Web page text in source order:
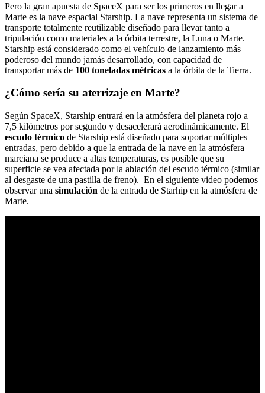
Pero la gran apuesta de SpaceX para ser los primeros en llegar a
Marte es la nave espacial Starship. La nave representa un sistema de
transporte totalmente reutilizable diseñado para llevar tanto a
tripulación como materiales a la órbita terrestre, la Luna o Marte.
Starship está considerado como el vehículo de lanzamiento más
poderoso del mundo jamás desarrollado, con capacidad de
transportar más de 100 toneladas métricas a la órbita de la Tierra.
¿Cómo sería su aterrizaje en Marte?
Según SpaceX, Starship entrará en la atmósfera del planeta rojo a
7,5 kilómetros por segundo y desacelerará aerodinámicamente. El
escudo térmico de Starship está diseñado para soportar múltiples
entradas, pero debido a que la entrada de la nave en la atmósfera
marciana se produce a altas temperaturas, es posible que su
superficie se vea afectada por la ablación del escudo térmico (similar
al desgaste de una pastilla de freno). En el siguiente video podemos
observar una simulación de la entrada de Starhip en la atmósfera de
Marte.